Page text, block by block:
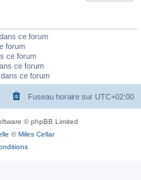
ce forum
forum
ce forum
ce forum
ce forum
Fuseau horaire sur UTC+02:00
© phpBB Limited
©Miles Cellar